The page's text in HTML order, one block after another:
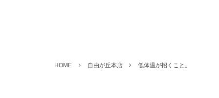
HOME 自由が丘本店 低体温が招くこと。